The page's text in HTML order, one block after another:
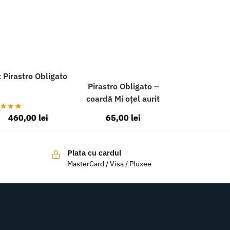
Pirastro Obligato
460,00 lei
Pirastro Obligato –
coardă Mi oțel aurit
65,00 lei
Plata cu cardul
MasterCard / Visa / Pluxee